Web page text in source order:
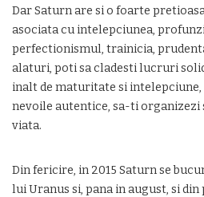
Dar Saturn are si o foarte
asociata cu intelepciunea,
perfectionismul, trainicia,
alaturi, poti sa cladesti lucruri
inalt de maturitate si
nevoile autentice, sa-ti organizezi
viata.
Din fericire, in 2015 Saturn se
lui Uranus si, pana in august, si